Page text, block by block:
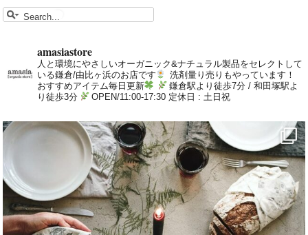
amasiastore
人と環境にやさしいオーガニック&ナチュラル製品をセレクトして
いる鎌倉/由比ヶ浜のお店です
洗剤量り売りもやっています！
おすすめアイテム毎日更新
鎌倉駅より徒歩7分 / 和田塚駅よ
り徒歩3分
OPEN/11:00-17:30 定休日 : 土日祝